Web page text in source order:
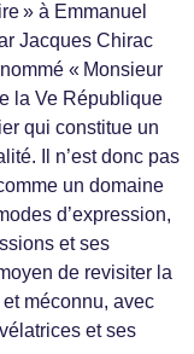
» à Emmanuel
Jacques Chirac
« Monsieur
la Ve République
qui constitue un
Il n’est donc pas
un domaine
d’expression,
et ses
de revisiter la
méconnu, avec
et ses